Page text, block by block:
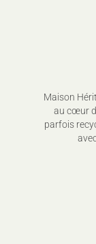
Maison
au cœur
parfois